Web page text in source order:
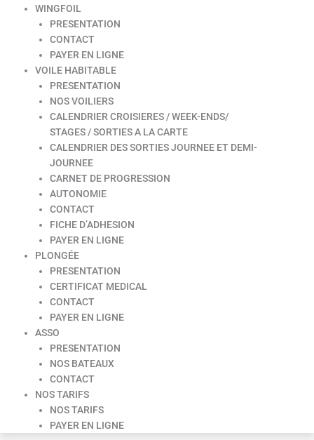
WINGFOIL
PRESENTATION
CONTACT
PAYER EN LIGNE
VOILE HABITABLE
PRESENTATION
NOS VOILIERS
CALENDRIER CROISIERES / WEEK-ENDS/
STAGES / SORTIES A LA CARTE
CALENDRIER DES SORTIES JOURNEE ET DEMI-
JOURNEE
CARNET DE PROGRESSION
AUTONOMIE
CONTACT
FICHE D’ADHESION
PAYER EN LIGNE
PLONGÉE
PRESENTATION
CERTIFICAT MEDICAL
CONTACT
PAYER EN LIGNE
ASSO
PRESENTATION
NOS BATEAUX
CONTACT
NOS TARIFS
NOS TARIFS
PAYER EN LIGNE